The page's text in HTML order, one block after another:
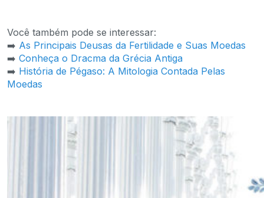
Você também pode se interessar:
➡️ As Principais Deusas da Fertilidade e Suas Moedas
➡️ Conheça o Dracma da Grécia Antiga
➡️ História de Pégaso: A Mitologia Contada Pelas
Moedas